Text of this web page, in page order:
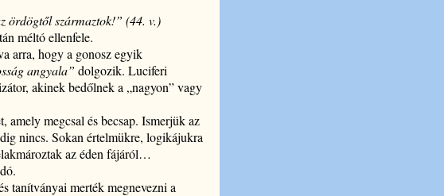
ördögtől származtok!” (44. v.)
méltó ellenfele.
arra, hogy a gonosz egyik
angyala” dolgozik. Luciferi
akinek bedőlnek a „nagyon” vagy
amely megcsal és becsap. Ismerjük az
nincs. Sokan értelmükre, logikájukra
az éden fájáról…
tanítványai merték megnevezni a